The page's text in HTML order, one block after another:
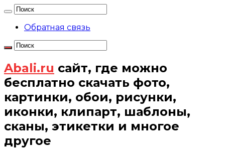
Обратная связь
Abali.ru сайт, где можно
бесплатно скачать фото,
картинки, обои, рисунки,
иконки, клипарт, шаблоны,
сканы, этикетки и многое
другое